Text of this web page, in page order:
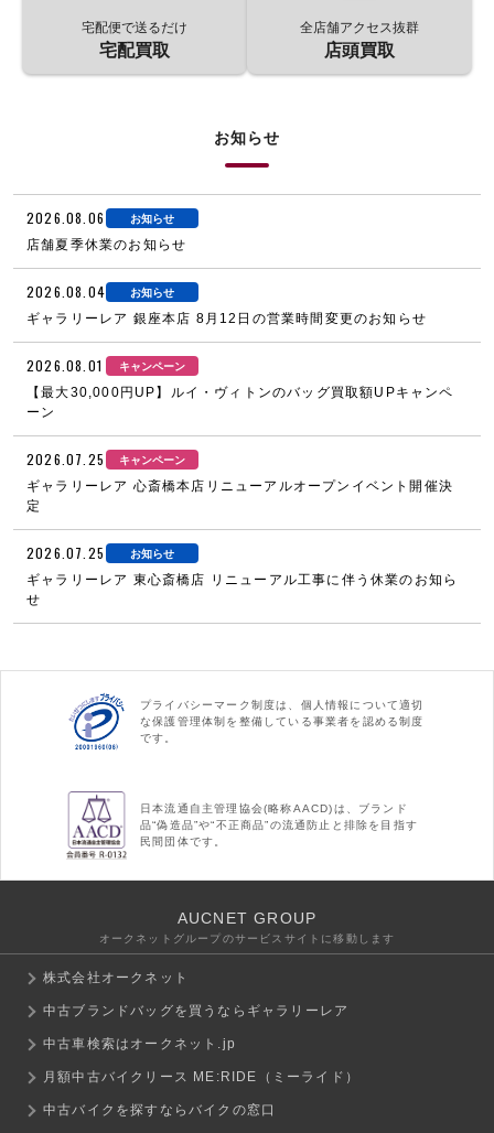
宅配便で送るだけ
宅配買取
全店舗アクセス抜群
店頭買取
お知らせ
2026.08.06 お知らせ
店舗夏季休業のお知らせ
2026.08.04 お知らせ
ギャラリーレア 銀座本店 8月12日の営業時間変更のお知らせ
2026.08.01 キャンペーン
【最大30,000円UP】ルイ・ヴィトンのバッグ買取額UPキャンペ
ーン
2026.07.25 キャンペーン
ギャラリーレア 心斎橋本店リニューアルオープンイベント開催決
定
2026.07.25 お知らせ
ギャラリーレア 東心斎橋店 リニューアル工事に伴う休業のお知ら
せ
プライバシーマーク制度は、個人情報について適切
な保護管理体制を整備している事業者を認める制度
です。
日本流通自主管理協会(略称AACD)は、ブランド
品“偽造品”や“不正商品”の流通防止と排除を目指す
民間団体です。
AUCNET GROUP
オークネットグループのサービスサイトに移動します
株式会社オークネット
中古ブランドバッグを買うならギャラリーレア
中古車検索はオークネット.jp
月額中古バイクリース ME:RIDE（ミーライド）
中古バイクを探すならバイクの窓口